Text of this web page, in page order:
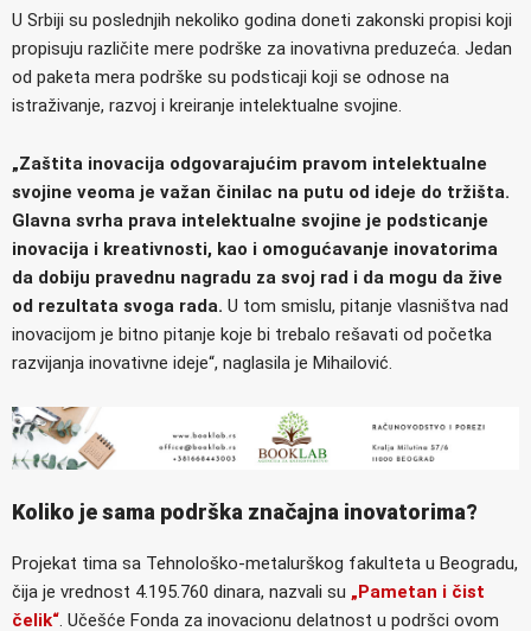
U Srbiji su poslednjih nekoliko godina doneti zakonski propisi koji
propisuju različite mere podrške za inovativna preduzeća. Jedan
od paketa mera podrške su podsticaji koji se odnose na
istraživanje, razvoj i kreiranje intelektualne svojine.
„Zaštita inovacija odgovarajućim pravom intelektualne
svojine veoma je važan činilac na putu od ideje do tržišta.
Glavna svrha prava intelektualne svojine je podsticanje
inovacija i kreativnosti, kao i omogućavanje inovatorima
da dobiju pravednu nagradu za svoj rad i da mogu da žive
od rezultata svoga rada. U tom smislu, pitanje vlasništva nad
inovacijom je bitno pitanje koje bi trebalo rešavati od početka
razvijanja inovativne ideje“, naglasila je Mihailović.
Koliko je sama podrška značajna inovatorima?
Projekat tima sa Tehnološko-metalurškog fakulteta u Beogradu,
čija je vrednost 4.195.760 dinara, nazvali su „Pametan i čist
čelik“. Učešće Fonda za inovacionu delatnost u podršci ovom